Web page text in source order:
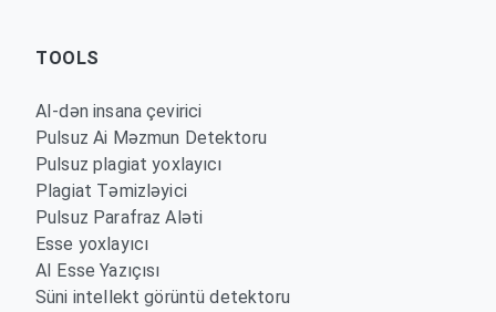
TOOLS
AI-dən insana çevirici
Pulsuz Ai Məzmun Detektoru
Pulsuz plagiat yoxlayıcı
Plagiat Təmizləyici
Pulsuz Parafraz Aləti
Esse yoxlayıcı
AI Esse Yazıçısı
Süni intellekt görüntü detektoru